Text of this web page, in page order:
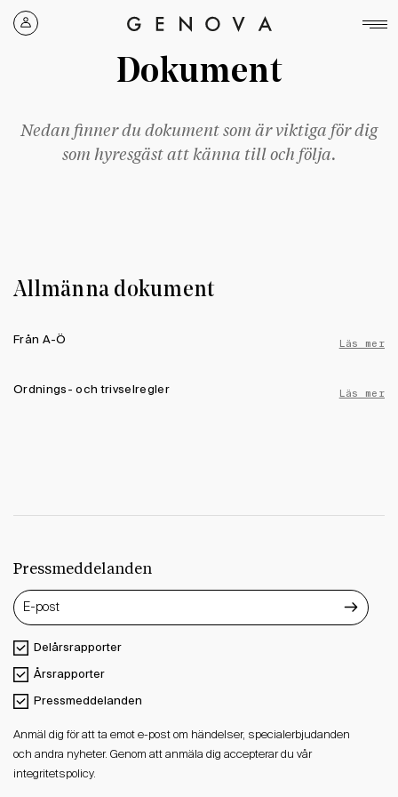
Genova
Group
Dokument
Nedan finner du dokument som är viktiga för dig
som hyresgäst att känna till och följa.
Allmänna dokument
Från A-Ö Läs mer
Ordnings- och trivselregler Läs mer
Pressmeddelanden
Delårsrapporter
Årsrapporter
Pressmeddelanden
Anmäl dig för att ta emot e-post om händelser, specialerbjudanden
och andra nyheter. Genom att anmäla dig accepterar du vår
integritetspolicy.